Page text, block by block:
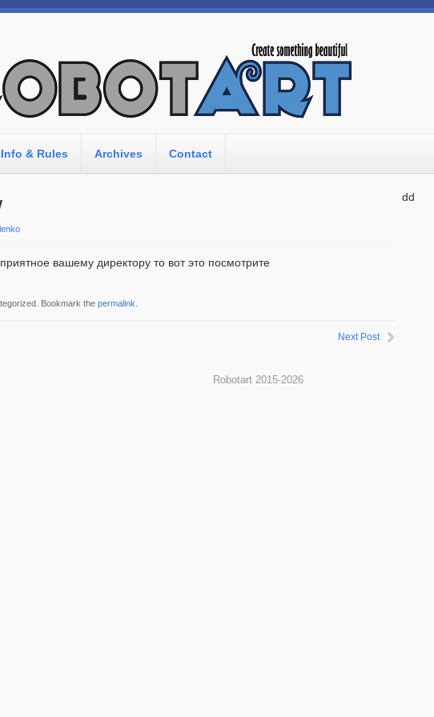
Info & Rules Archives Contact
вашему директору то вот это посмотрите
Bookmark the permalink
Next Post
dd
Robotart 2015-2026